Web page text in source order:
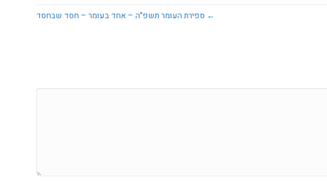
← ספירת העומר תשפ"ה – אחד בעומר – חסד שבחסד